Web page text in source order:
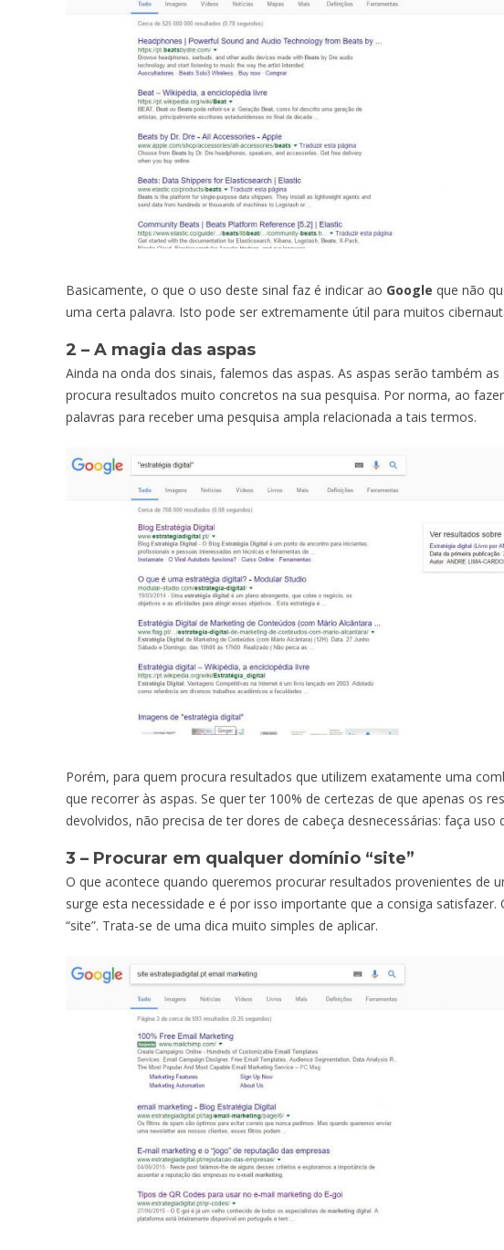
Basicamente, o que o uso deste sinal faz é indicar ao Google que não
uma certa palavra. Isto pode ser extremamente útil para muitos
2 – A magia das aspas
Ainda na onda dos sinais, falemos das aspas. As aspas serão também
procura resultados muito concretos na sua pesquisa. Por norma, ao
palavras para receber uma pesquisa ampla relacionada a tais termos.
Porém, para quem procura resultados que utilizem exatamente uma
que recorrer às aspas. Se quer ter 100% de certezas de que apenas os
devolvidos, não precisa de ter dores de cabeça desnecessárias: faça uso
3 – Procurar em qualquer domínio “site”
O que acontece quando queremos procurar resultados provenientes de
surge esta necessidade e é por isso importante que a consiga
“site”. Trata-se de uma dica muito simples de aplicar.